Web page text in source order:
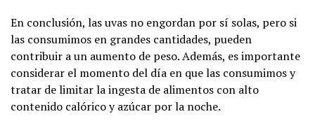
En conclusión, las uvas no engordan por sí solas, pero si
las consumimos en grandes cantidades, pueden
contribuir a un aumento de peso. Además, es importante
considerar el momento del día en que las consumimos y
tratar de limitar la ingesta de alimentos con alto
contenido calórico y azúcar por la noche.